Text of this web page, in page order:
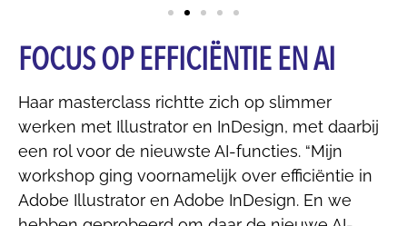
FOCUS OP EFFICIËNTIE EN AI
Haar masterclass richtte zich op slimmer
werken met Illustrator en InDesign, met daarbij
een rol voor de nieuwste AI-functies. “Mijn
workshop ging voornamelijk over efficiëntie in
Adobe Illustrator en Adobe InDesign. En we